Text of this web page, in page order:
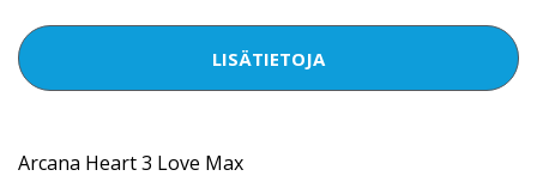
LISÄTIETOJA
Arcana Heart 3 Love Max